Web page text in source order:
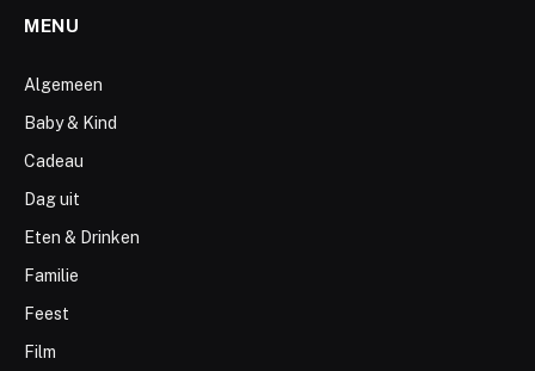
MENU
Algemeen
Baby & Kind
Cadeau
Dag uit
Eten & Drinken
Familie
Feest
Film